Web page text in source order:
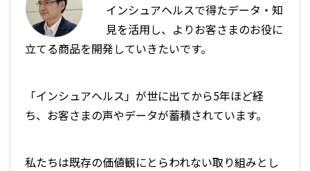
インシュアヘルスで得たデータ・知
見を活用し、よりお客さまのお役に
立てる商品を開発していきたいです。
「インシュアヘルス」が世に出てから5年ほど経
ち、お客さまの声やデータが蓄積されています。
私たちは既存の価値観にとらわれない取り組みとし